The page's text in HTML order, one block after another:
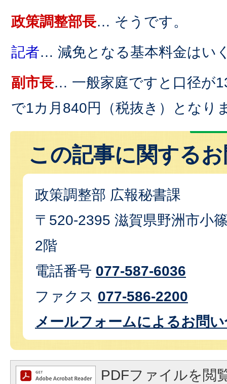
政策調整部長… そうです。
記者… 減免となる基本料金はい
副市長… 一般家庭ですと口径が
で1カ月840円（税抜き）となり
この記事に関する
政策調整部 広報秘書課
〒520-2395 滋賀県野洲市小
2階
電話番号 077-587-6036
ファクス 077-586-2200
メールフォームによるお問
PDFファイルを閲